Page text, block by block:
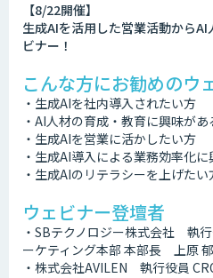
【8/22開催】
生成AIを活用した営業活動から
ビナー！
こんな方にお勧めのウ
・生成AIを社内導入されたい方
・AI人材の育成・教育に興味があ
・生成AIを営業に活かしたい方
・生成AI導入による業務効率化
・生成AIのリテラシーを上げたい
ウェビナー登壇者
・SBテクノロジー株式会社 執
ーケティング本部 本部長 上原
・株式会社AVILEN 執行役員